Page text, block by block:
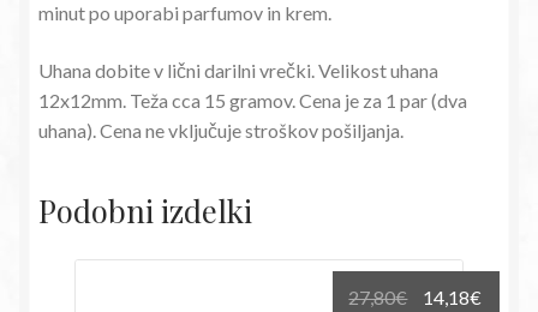
minut po uporabi parfumov in krem.
Uhana dobite v lični darilni vrečki. Velikost uhana
12x12mm. Teža cca 15 gramov. Cena je za 1 par (dva
uhana). Cena ne vključuje stroškov pošiljanja.
Podobni izdelki
27,80€
Izvirna
14,18€